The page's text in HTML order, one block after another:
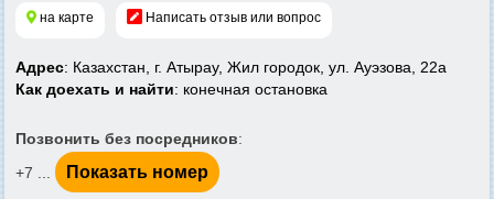
на карте Написать отзыв или вопрос
Адрес: Казахстан, г. Атырау, Жил городок, ул. Ауэзова, 22а
Как доехать и найти: конечная остановка
Позвонить без посредников:
+7 ...
Показать номер